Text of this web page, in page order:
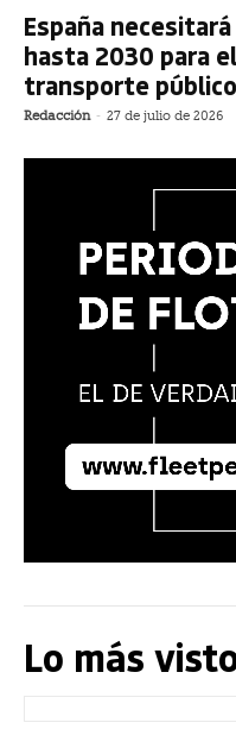
España
hasta 2030 para
transporte público
Redacción - 27 de julio de 2026
Lo más